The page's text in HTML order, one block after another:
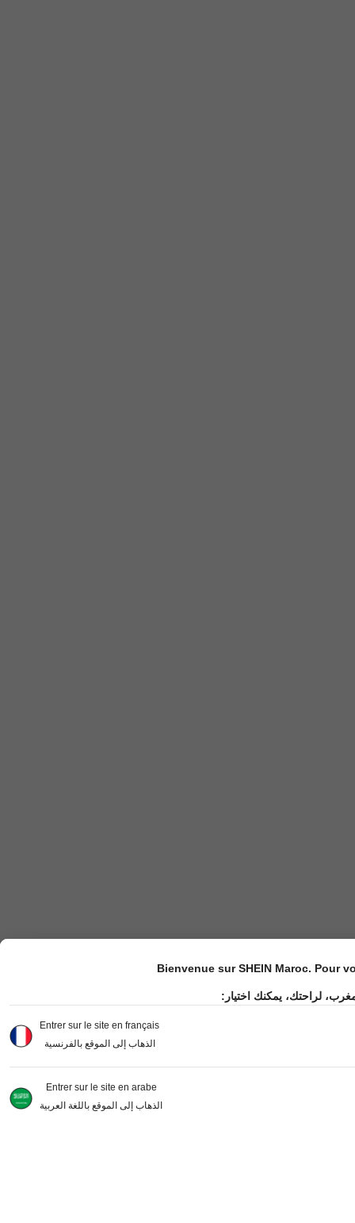
Bienvenue sur SHEIN Maroc. Pour
لراحتك، يمكنك اختيار:
Entrer sur le site en français
الذهاب إلى الموقع بالفرنسية
Entrer sur le site en arabe
الذهاب إلى الموقع باللغة العربية